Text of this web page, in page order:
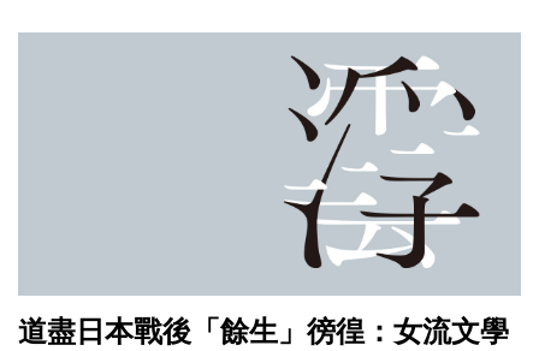
道盡日本戰後「餘生」徬徨：女流文學